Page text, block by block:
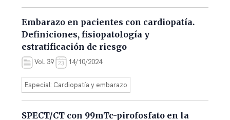
Embarazo en pacientes con cardiopatía.
Definiciones, fisiopatología y
estratificación de riesgo
Vol. 39 14/10/2024
Especial: Cardiopatía y embarazo
SPECT/CT con 99mTc-pirofosfato en la